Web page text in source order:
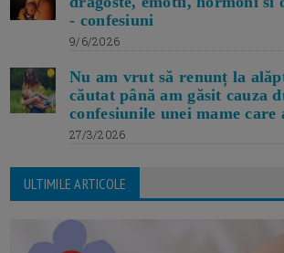
- confesiuni
9/6/2026
Nu am vrut să renunț la
căutat până am găsit cauza
confesiunile unei mame care
27/3/2026
ULTIMILE ARTICOLE